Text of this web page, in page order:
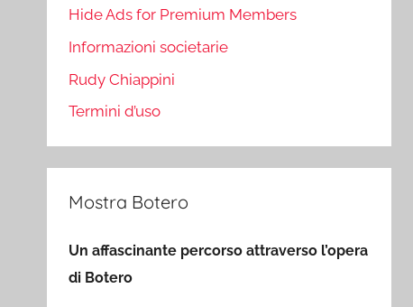
Hide Ads for Premium Members
Informazioni societarie
Rudy Chiappini
Termini d’uso
Mostra Botero
Un affascinante percorso attraverso l’opera
di Botero